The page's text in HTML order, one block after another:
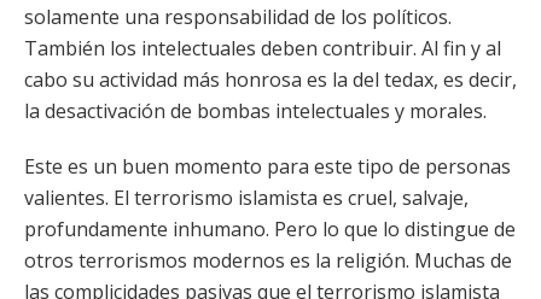
solamente una responsabilidad de los políticos.
También los intelectuales deben contribuir. Al fin y al
cabo su actividad más honrosa es la del tedax, es decir,
la desactivación de bombas intelectuales y morales.
Este es un buen momento para este tipo de personas
valientes. El terrorismo islamista es cruel, salvaje,
profundamente inhumano. Pero lo que lo distingue de
otros terrorismos modernos es la religión. Muchas de
las complicidades pasivas que el terrorismo islamista